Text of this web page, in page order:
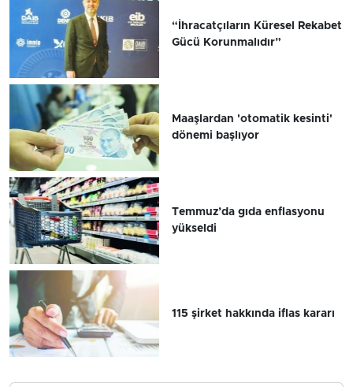
“İhracatçıların Küresel Rekabet
Gücü Korunmalıdır”
Maaşlardan 'otomatik kesinti'
dönemi başlıyor
Temmuz’da gıda enflasyonu
yükseldi
115 şirket hakkında iflas kararı